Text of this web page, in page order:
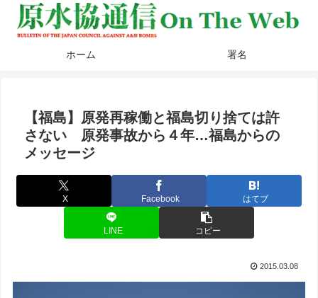
ホーム 署名
【福島】原発再稼働と福島切り捨ては許
さない 原発事故から４年…福島からの
メッセージ
X Facebook はてブ
LINE コピー
2015.03.08